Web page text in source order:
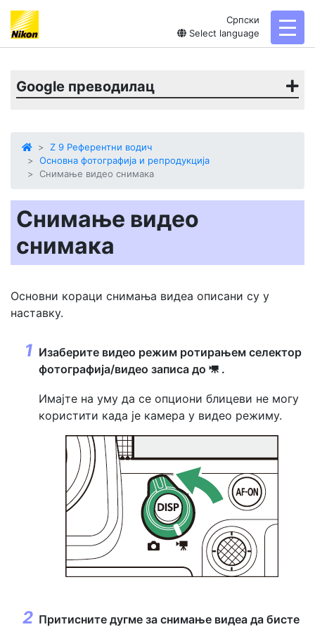
Српски
Select language
Google преводилац
Z 9 Референтни водич
Основна фотографија и репродукција
Снимање видео снимака
Снимање видео
снимака
Основни кораци снимања видеа описани су у
наставку.
Изаберите видео режим ротирањем селектор
фотографија/видео записа до 1 .
Имајте на уму да се опциони блицеви не могу
користити када је камера у видео режиму.
Притисните дугме за снимање видеа да бисте